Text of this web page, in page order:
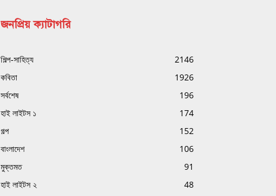
জনপ্রিয় ক্যাটাগরি
শিল্প-সাহিত্য
2146
কবিতা
1926
সর্বশেষ
196
হাই লাইটস ১
174
গল্প
152
বাংলাদেশ
106
মুক্তমত
91
হাই লাইটস ২
48